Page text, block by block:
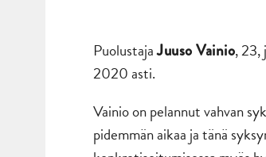
PuolustajaJuuso Vainio, 23,
2020 asti.
Vainio on pelannut vahvan
pidemmän aikaa ja tänä